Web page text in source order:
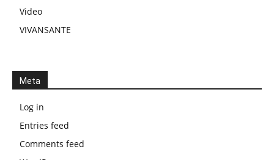
Video
VIVANSANTE
Meta
Log in
Entries feed
Comments feed